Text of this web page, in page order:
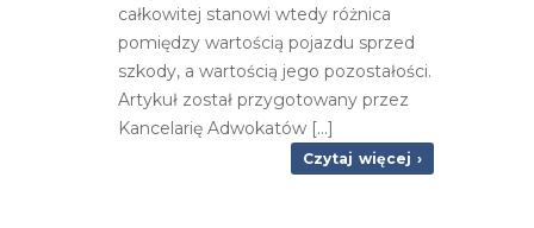
całkowitej stanowi wtedy różnica
pomiędzy wartością pojazdu sprzed
szkody, a wartością jego pozostałości.
Artykuł został przygotowany przez
Kancelarię Adwokatów [...]
Czytaj więcej ›